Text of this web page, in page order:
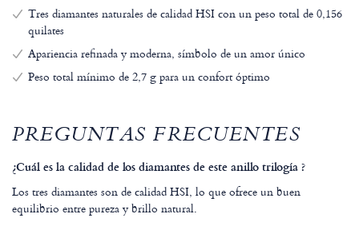
Tres diamantes naturales de calidad HSI con un peso total de 0,156
quilates
Apariencia refinada y moderna, símbolo de un amor único
Peso total mínimo de 2,7 g para un confort óptimo
PREGUNTAS FRECUENTES
¿Cuál es la calidad de los diamantes de este anillo trilogía ?
Los tres diamantes son de calidad HSI, lo que ofrece un buen
equilibrio entre pureza y brillo natural.